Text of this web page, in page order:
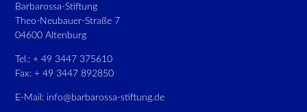
Barbarossa-Stiftung
Theo-Neubauer-Straße 7
04600 Altenburg
Tel.: + 49 3447 375610
Fax: + 49 3447 892850
E-Mail: info@barbarossa-stiftung.de